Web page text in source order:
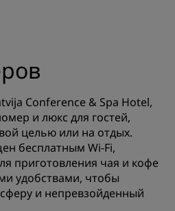
Conference & Spa Hotel,
и люкс для гостей,
целью или на отдых.
бесплатным Wi-Fi,
приготовления чая и кофе
удобствами, чтобы
и непревзойденный